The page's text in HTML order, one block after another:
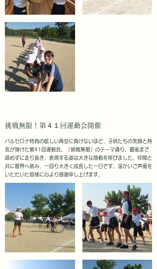
挑戦無限！第４１回運動会開催
バルセロナ特有の眩しい青空に負けないほど、子供たちの笑顔と熱
気が弾けた第41回運動会。「挑戦無限」のテーマ通り、最後まで
諦めずに走り抜き、表現する姿は大きな感動を呼びました。仲間と
共に限界へ挑み、一回り大きく成長した一日です。温かいご声援を
いただいた皆様に心より感謝申し上げます。